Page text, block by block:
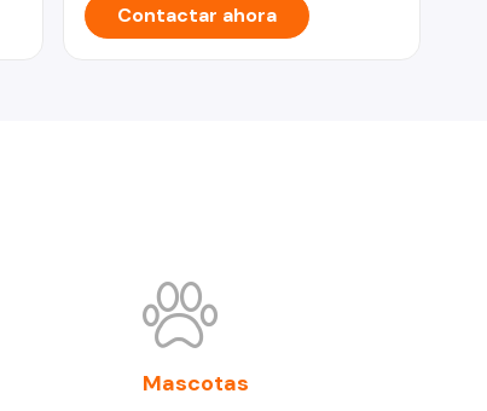
Contactar ahora
Mascotas